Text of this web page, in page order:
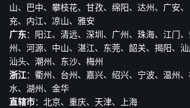
山、巴中、攀枝花、甘孜、绵阳、达州、广安
充、内江、凉山、雅安
广东：阳江、清远、深圳、广州、珠海、江门
州、河源、中山、湛江、东莞、韶关、揭阳、汕
汕头、潮州、东沙、梅州
浙江：衢州、台州、嘉兴、绍兴、宁波、温州
水、湖州、金华
直辖市：北京、重庆、天津、上海